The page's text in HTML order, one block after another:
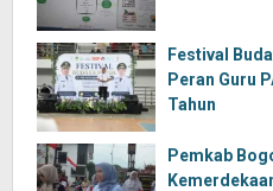
Festival
Peran Guru
Tahun
Pemkab